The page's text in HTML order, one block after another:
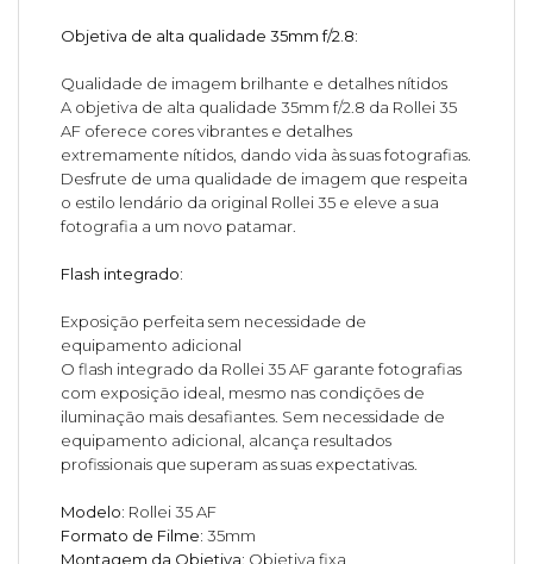
Objetiva de alta qualidade 35mm f/2.8:
Qualidade de imagem brilhante e detalhes nítidos
A objetiva de alta qualidade 35mm f/2.8 da Rollei 35
AF oferece cores vibrantes e detalhes
extremamente nítidos, dando vida às suas fotografias.
Desfrute de uma qualidade de imagem que respeita
o estilo lendário da original Rollei 35 e eleve a sua
fotografia a um novo patamar.
Flash integrado:
Exposição perfeita sem necessidade de
equipamento adicional
O flash integrado da Rollei 35 AF garante fotografias
com exposição ideal, mesmo nas condições de
iluminação mais desafiantes. Sem necessidade de
equipamento adicional, alcança resultados
profissionais que superam as suas expectativas.
Modelo: Rollei 35 AF
Formato de Filme: 35mm
Montagem da Objetiva: Objetiva fixa